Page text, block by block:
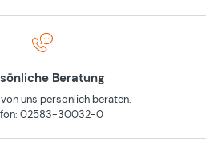
Beratung
uns persönlich beraten.
02583-30032-0